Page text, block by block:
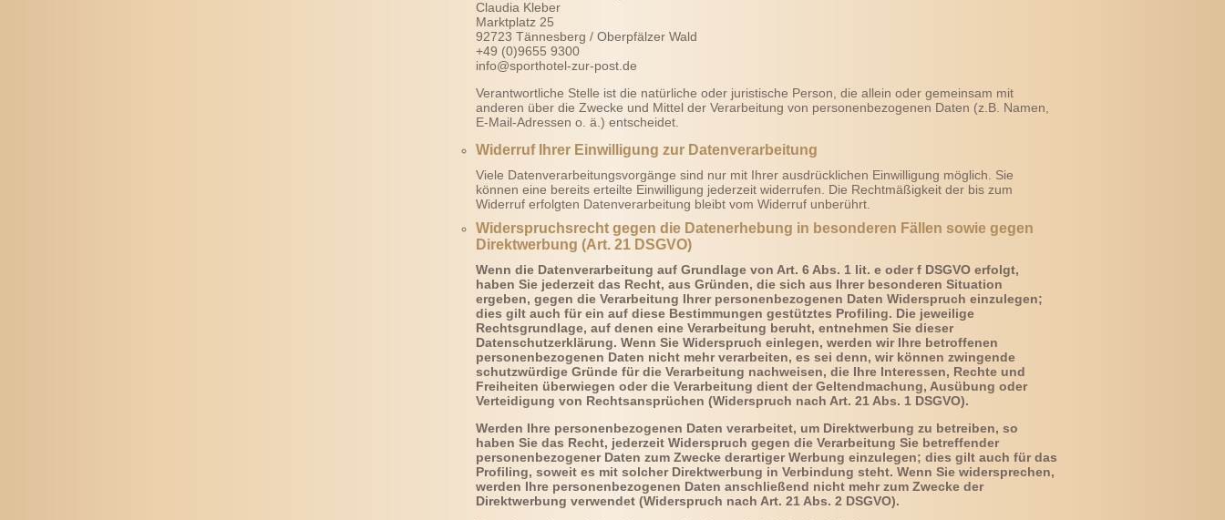
Claudia Kleber
Marktplatz 25
92723 Tännesberg / Oberpfälzer Wald
+49 (0)9655 9300
info@sporthotel-zur-post.de
Verantwortliche Stelle ist die natürliche oder juristische Person, die allein oder gemeinsam mit
anderen über die Zwecke und Mittel der Verarbeitung von personenbezogenen Daten (z.B. Namen,
E-Mail-Adressen o. ä.) entscheidet.
Widerruf Ihrer Einwilligung zur Datenverarbeitung
Viele Datenverarbeitungsvorgänge sind nur mit Ihrer ausdrücklichen Einwilligung möglich. Sie
können eine bereits erteilte Einwilligung jederzeit widerrufen. Die Rechtmäßigkeit der bis zum
Widerruf erfolgten Datenverarbeitung bleibt vom Widerruf unberührt.
Widerspruchsrecht gegen die Datenerhebung in besonderen Fällen sowie gegen
Direktwerbung (Art. 21 DSGVO)
Wenn die Datenverarbeitung auf Grundlage von Art. 6 Abs. 1 lit. e oder f DSGVO erfolgt,
haben Sie jederzeit das Recht, aus Gründen, die sich aus Ihrer besonderen Situation
ergeben, gegen die Verarbeitung Ihrer personenbezogenen Daten Widerspruch einzulegen;
dies gilt auch für ein auf diese Bestimmungen gestütztes Profiling. Die jeweilige
Rechtsgrundlage, auf denen eine Verarbeitung beruht, entnehmen Sie dieser
Datenschutzerklärung. Wenn Sie Widerspruch einlegen, werden wir Ihre betroffenen
personenbezogenen Daten nicht mehr verarbeiten, es sei denn, wir können zwingende
schutzwürdige Gründe für die Verarbeitung nachweisen, die Ihre Interessen, Rechte und
Freiheiten überwiegen oder die Verarbeitung dient der Geltendmachung, Ausübung oder
Verteidigung von Rechtsansprüchen (Widerspruch nach Art. 21 Abs. 1 DSGVO).
Werden Ihre personenbezogenen Daten verarbeitet, um Direktwerbung zu betreiben, so
haben Sie das Recht, jederzeit Widerspruch gegen die Verarbeitung Sie betreffender
personenbezogener Daten zum Zwecke derartiger Werbung einzulegen; dies gilt auch für das
Profiling, soweit es mit solcher Direktwerbung in Verbindung steht. Wenn Sie widersprechen,
werden Ihre personenbezogenen Daten anschließend nicht mehr zum Zwecke der
Direktwerbung verwendet (Widerspruch nach Art. 21 Abs. 2 DSGVO).